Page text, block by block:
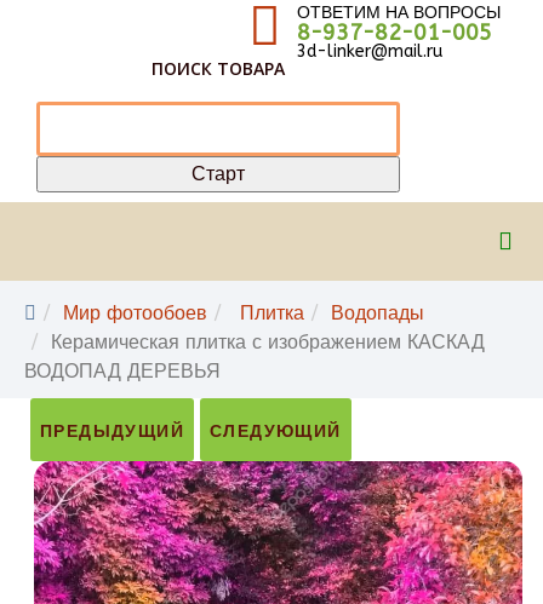
ОТВЕТИМ НА ВОПРОСЫ
8-937-82-01-005
3d-linker@mail.ru
ПОИСК ТОВАРА
Мир фотообоев Плитка
Водопады
Керамическая плитка с изображением КАСКАД
ВОДОПАД ДЕРЕВЬЯ
ПРЕДЫДУЩИЙ СЛЕДУЮЩИЙ